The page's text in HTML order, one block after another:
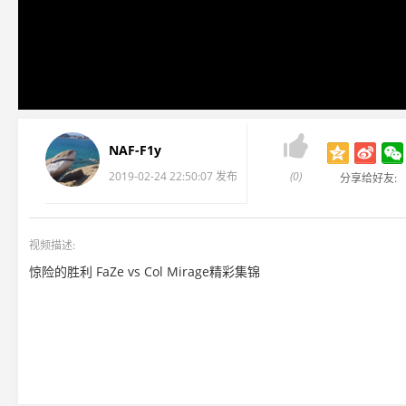
NAF-F1y
2019-02-24 22:50:07 发布

(0) 分享给好友:
视频描述:
惊险的胜利 FaZe vs Col Mirage精彩集锦